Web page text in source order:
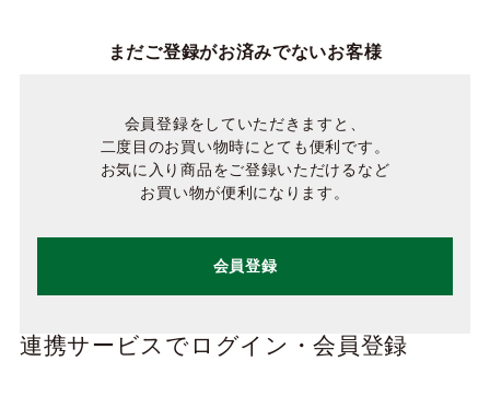
まだご登録がお済みでないお客様
会員登録をしていただきますと、
二度目のお買い物時にとても便利です。
お気に入り商品をご登録いただけるなど
お買い物が便利になります。
会員登録
連携サービスでログイン・会員登録